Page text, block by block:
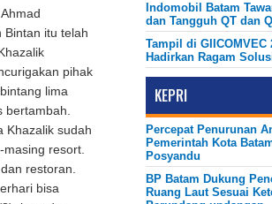
Bintan itu telah
pihak
lima
bertambah.
Khazalik sudah
masing resort.
restoran.
bisa
Indomobil Batam
dan Tangguh QT dan
Tampil di
Hadirkan Ragam
KEPRI
Percepat Penurunan
Pemerintah Kota
Posyandu
BP Batam Dukung
Ruang Laut Sesuai